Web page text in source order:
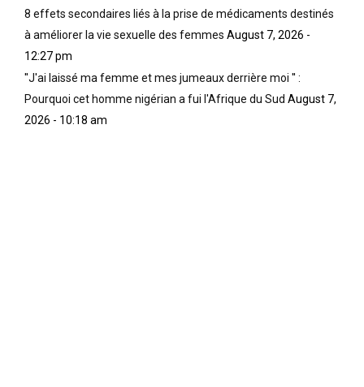
8 effets secondaires liés à la prise de médicaments destinés
à améliorer la vie sexuelle des femmes August 7, 2026 -
12:27 pm
''J'ai laissé ma femme et mes jumeaux derrière moi '' :
Pourquoi cet homme nigérian a fui l'Afrique du Sud August 7,
2026 - 10:18 am